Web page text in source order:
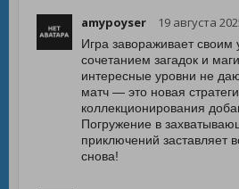
amypoyser 19 августа
Игра завораживает своим
сочетанием загадок и
интересные уровни не
матч — это новая
коллекционирования
Погружение в
приключений заставляет
снова!